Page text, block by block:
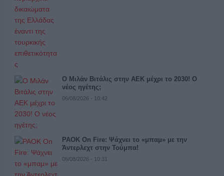
Ο Μιλάν Βιτάλις στην ΑΕΚ μέχρι το 2030! Ο
νέος ηγέτης;
06/08/2026 - 10:42
PAOK On Fire: Ψάχνει το «μπαμ» με την
Άντερλεχτ στην Τούμπα!
06/08/2026 - 10:31